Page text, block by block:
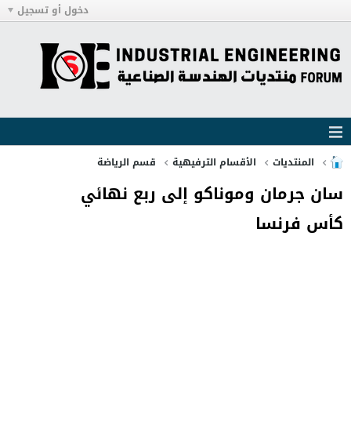
دخول أو تسجيل
المنتديات الأقسام الترفيهية قسم الرياضة
سان جرمان وموناكو إلى ربع نهائي
كأس فرنسا